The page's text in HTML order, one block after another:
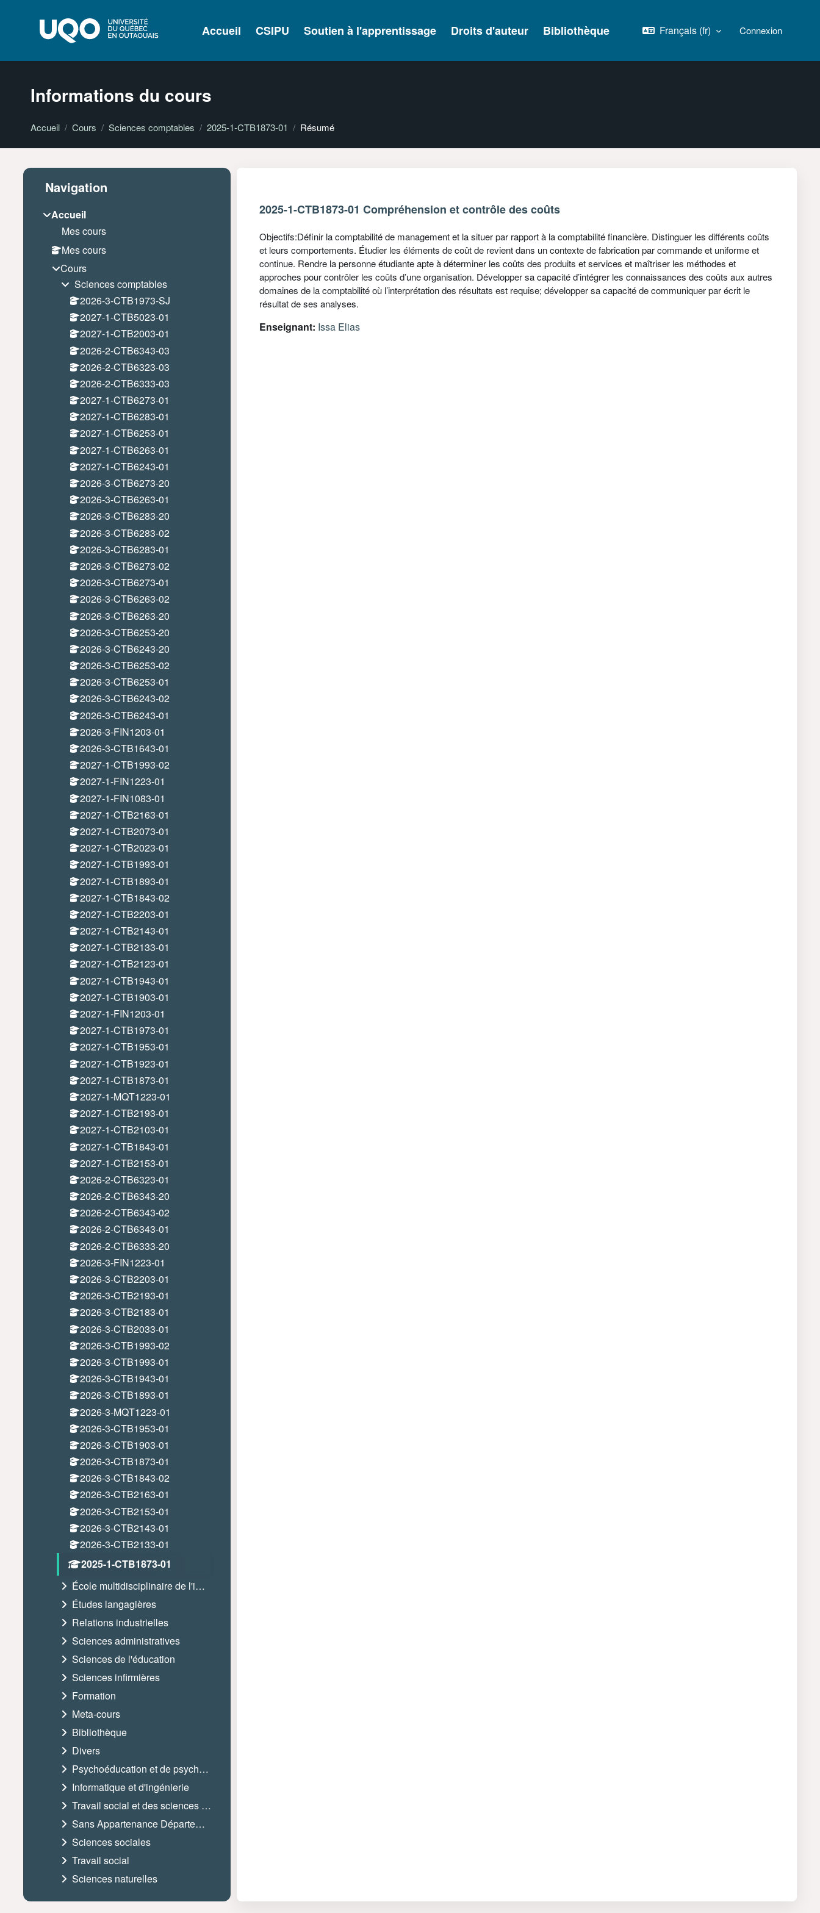
Accueil CSIPU Soutien à l'apprentissage Droits d'auteur Bibliothèque Français ‎(fr)‎ Connexion
Informations du cours
Accueil Cours Sciences comptables 2025-1-CTB1873-01 Résumé
2025-1-CTB1873-01 Compréhension et contrôle des coûts
Objectifs:Définir la comptabilité de management et la situer par rapport à la comptabilité financière. Distinguer les différents coûts
et leurs comportements. Étudier les éléments de coût de revient dans un contexte de fabrication par commande et uniforme et
continue. Rendre la personne étudiante apte à déterminer les coûts des produits et services et maîtriser les méthodes et
approches pour contrôler les coûts d’une organisation. Développer sa capacité d’intégrer les connaissances des coûts aux autres
domaines de la comptabilité où l’interprétation des résultats est requise; développer sa capacité de communiquer par écrit le
résultat de ses analyses.
Enseignant: Issa Elias
Blocs
Passer Navigation
Navigation
Accueil
Mes cours
Mes cours
Cours
Sciences comptables
2026-3-CTB1973-SJ
2027-1-CTB5023-01
2027-1-CTB2003-01
2026-2-CTB6343-03
2026-2-CTB6323-03
2026-2-CTB6333-03
2027-1-CTB6273-01
2027-1-CTB6283-01
2027-1-CTB6253-01
2027-1-CTB6263-01
2027-1-CTB6243-01
2026-3-CTB6273-20
2026-3-CTB6263-01
2026-3-CTB6283-20
2026-3-CTB6283-02
2026-3-CTB6283-01
2026-3-CTB6273-02
2026-3-CTB6273-01
2026-3-CTB6263-02
2026-3-CTB6263-20
2026-3-CTB6253-20
2026-3-CTB6243-20
2026-3-CTB6253-02
2026-3-CTB6253-01
2026-3-CTB6243-02
2026-3-CTB6243-01
2026-3-FIN1203-01
2026-3-CTB1643-01
2027-1-CTB1993-02
2027-1-FIN1223-01
2027-1-FIN1083-01
2027-1-CTB2163-01
2027-1-CTB2073-01
2027-1-CTB2023-01
2027-1-CTB1993-01
2027-1-CTB1893-01
2027-1-CTB1843-02
2027-1-CTB2203-01
2027-1-CTB2143-01
2027-1-CTB2133-01
2027-1-CTB2123-01
2027-1-CTB1943-01
2027-1-CTB1903-01
2027-1-FIN1203-01
2027-1-CTB1973-01
2027-1-CTB1953-01
2027-1-CTB1923-01
2027-1-CTB1873-01
2027-1-MQT1223-01
2027-1-CTB2193-01
2027-1-CTB2103-01
2027-1-CTB1843-01
2027-1-CTB2153-01
2026-2-CTB6323-01
2026-2-CTB6343-20
2026-2-CTB6343-02
2026-2-CTB6343-01
2026-2-CTB6333-20
2026-3-FIN1223-01
2026-3-CTB2203-01
2026-3-CTB2193-01
2026-3-CTB2183-01
2026-3-CTB2033-01
2026-3-CTB1993-02
2026-3-CTB1993-01
2026-3-CTB1943-01
2026-3-CTB1893-01
2026-3-MQT1223-01
2026-3-CTB1953-01
2026-3-CTB1903-01
2026-3-CTB1873-01
2026-3-CTB1843-02
2026-3-CTB2163-01
2026-3-CTB2153-01
2026-3-CTB2143-01
2026-3-CTB2133-01
2025-1-CTB1873-01
École multidisciplinaire de l'image
Études langagières
Relations industrielles
Sciences administratives
Sciences de l'éducation
Sciences infirmières
Formation
Meta-cours
Bibliothèque
Divers
Psychoéducation et de psychologie
Informatique et d'ingénierie
Travail social et des sciences sociales
Sans Appartenance Départementale
Sciences sociales
Travail social
Sciences naturelles